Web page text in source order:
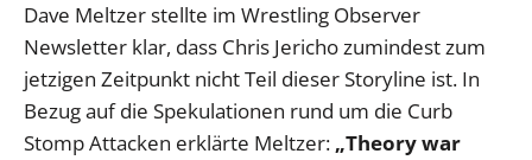
Dave Meltzer stellte im Wrestling Observer
Newsletter klar, dass Chris Jericho zumindest zum
jetzigen Zeitpunkt nicht Teil dieser Storyline ist. In
Bezug auf die Spekulationen rund um die Curb
Stomp Attacken erklärte Meltzer: „Theory war